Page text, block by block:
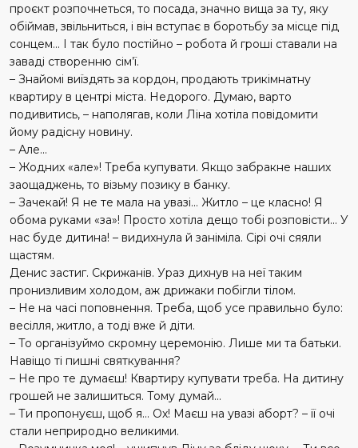
проєкт розпоч­неться, то посада, значно вища за ту, яку
обіймав, звільниться, і він вступає в боротьбу за місце під
сонцем... І так було постійно – робота й гроші ставали на
заваді створенню сім’ї.
– Знайомі виїздять за кордон, продають трикімнатну
квартиру в центрі міста. Недорого. Думаю, варто
подивитись, – наполягав, коли Ліна хотіла повідомити
йому радісну новину.
– Але...
– Жодних «але»! Треба купувати. Якщо забракне наших
заощаджень, то візьму позику в банку.
– Зачекай! Я не те мала на увазі... Житло – це класно! Я
обома руками «за»! Просто хотіла дещо тобі розповісти... У
нас буде дитина! – видихнула й заніміла. Сірі очі сяяли
щастям.
Денис застиг. Скрижанів. Ураз дихнув на неї таким
пронизливим холодом, аж дрижаки побіг­ли тілом.
– Не на часі поповнення. Треба, щоб усе правильно було:
весілля, житло, а тоді вже й діти.
– То організуймо скромну церемонію. Лише ми та батьки.
Навіщо ті пишні святкування?
– Не про те думаєш! Квартиру купувати треба. На дитину
грошей не залишиться. Тому думай...
– Ти пропонуєш, щоб я... Ох! Маєш на увазі аборт? – її очі
стали неприродно великими.